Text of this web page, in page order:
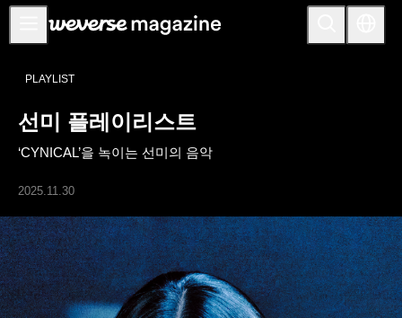
공지사항
FEATURE
INTERVIEW
REVIEW
INTERACTIVE
FIRST+VIEW
THE
INDUSTRY
PLAYLIST
선미 플레이리스트
‘CYNICAL’을 녹이는 선미의 음악
2025.11.30